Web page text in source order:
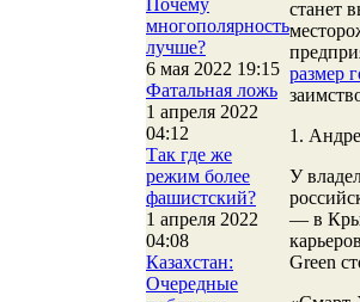
Почему
многополярность
лучше?
6 мая 2022 19:15
Фатальная ложь
1 апреля 2022
04:12
Так где же
режим более
фашистский?
1 апреля 2022
04:08
Казахстан:
Очередные
станет
размер
1.
У
— в
Green